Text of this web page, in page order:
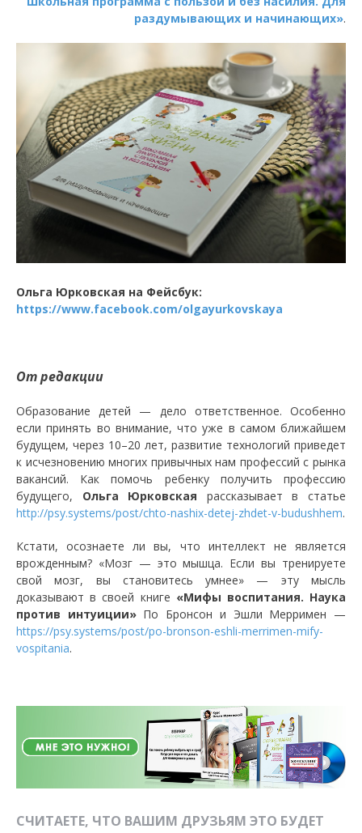
раздумывающих и начинающих».
Ольга Юрковская на Фейсбук:
https://www.facebook.com/olgayurkovskaya
От редакции
Образование детей — дело ответственное. Особенно
если принять во внимание, что уже в самом ближайшем
будущем, через 10–20 лет, развитие технологий приведет
к исчезновению многих привычных нам профессий с рынка
вакансий. Как помочь ребенку получить профессию
будущего, Ольга Юрковская рассказывает в статье
http://psy.systems/post/chto-nashix-detej-zhdet-v-budushhem.
Кстати, осознаете ли вы, что интеллект не является
врожденным? «Мозг — это мышца. Если вы тренируете
свой мозг, вы становитесь умнее» — эту мысль
доказывают в своей книге «Мифы воспитания. Наука
против интуиции»По Бронсон и Эшли Мерримен —
https://psy.systems/post/po-bronson-eshli-merrimen-mify-
vospitania.
СЧИТАЕТЕ, ЧТО ВАШИМ ДРУЗЬЯМ ЭТО БУДЕТ